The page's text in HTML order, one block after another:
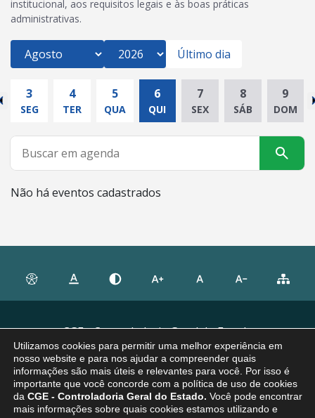
institucional, aos requisitos legais e às boas práticas
administrativas.
Último dia
3
SEG
4
TER
5
QUA
6
QUI
7
SEX
8
SÁB
9
DOM
Não há eventos cadastrados
CGE - Controladoria Geral do Estado
Utilizamos cookies para permitir uma melhor experiência em
nosso website e para nos ajudar a compreender quais
informações são mais úteis e relevantes para você. Por isso é
importante que você concorde com a política de uso de cookies
da CGE - Controladoria Geral do Estado. Você pode encontrar
mais informações sobre quais cookies estamos utilizando e